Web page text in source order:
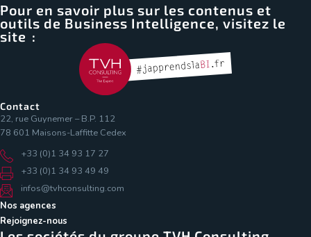
Pour en savoir plus sur les contenus et
outils de Business Intelligence, visitez le
site :
Contact
22, rue Guynemer – B.P. 112
78 601 Maisons-Laffitte Cedex
+33 (0)1 34 93 17 27
+33 (0)1 34 93 49 49
infos@tvhconsulting.com
Nos agences
Rejoignez-nous